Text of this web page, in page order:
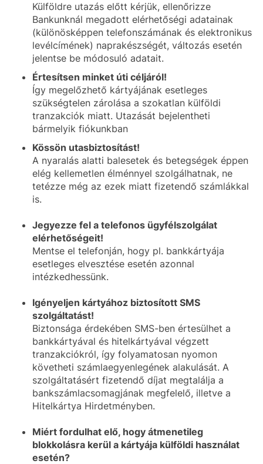
Külföldre utazás előtt kérjük, ellenőrizze
Bankunknál megadott elérhetőségi adatainak
(különösképpen telefonszámának és elektronikus
levélcímének) naprakészségét, változás esetén
jelentse be módosuló adatait.
Értesítsen minket úti céljáról!
Így megelőzhető kártyájának esetleges
szükségtelen zárolása a szokatlan külföldi
tranzakciók miatt. Utazását bejelentheti
bármelyik fiókunkban
Kössön utasbiztosítást!
A nyaralás alatti balesetek és betegségek éppen
elég kellemetlen élménnyel szolgálhatnak, ne
tetézze még az ezek miatt fizetendő számlákkal
is.
Jegyezze fel a telefonos ügyfélszolgálat
elérhetőségeit!
Mentse el telefonján, hogy pl. bankkártyája
esetleges elvesztése esetén azonnal
intézkedhessünk.
Igényeljen kártyához biztosított SMS
szolgáltatást!
Biztonsága érdekében SMS-ben értesülhet a
bankkártyával és hitelkártyával végzett
tranzakciókról, így folyamatosan nyomon
követheti számlaegyenlegének alakulását. A
szolgáltatásért fizetendő díjat megtalálja a
bankszámlacsomagjának megfelelő, illetve a
Hitelkártya Hirdetményben.
Miért fordulhat elő, hogy átmenetileg
blokkolásra kerül a kártyája külföldi használat
esetén?